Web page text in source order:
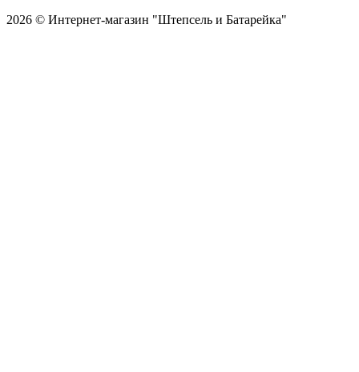
2026 © Интернет-магазин "Штепсель и Батарейка"